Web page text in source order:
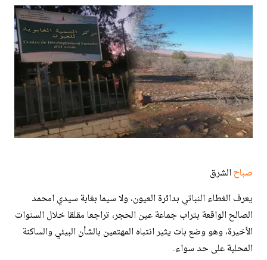
صباحالشرق
يعرف الغطاء النباتي بدائرة العيون، ولا سيما بغابة سيدي امحمد
الصالح الواقعة بتراب جماعة عين الحجر، تراجعا مقلقا خلال السنوات
الأخيرة، وهو وضع بات يثير انتباه المهتمين بالشأن البيئي والساكنة
المحلية على حد سواء.